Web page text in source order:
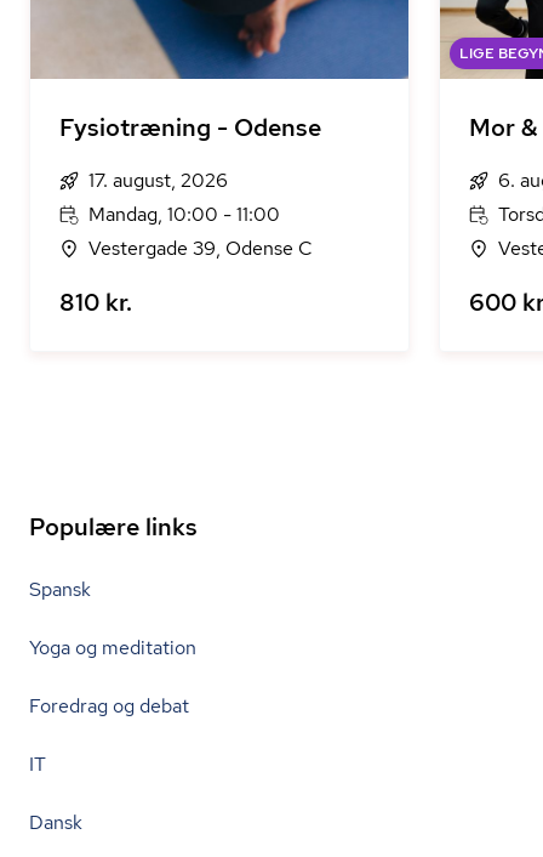
Fysiotræning - Odense
17. august, 2026
Mandag, 10:00 - 11:00
Vestergade 39, Odense C
810 kr.
LIGE
Mor
6.
600
Populære links
Spansk
Yoga og meditation
Foredrag og debat
IT
Dansk